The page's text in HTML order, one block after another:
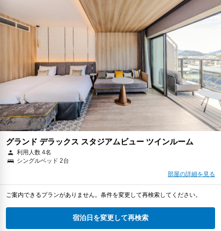
グランド デラックス スタジアムビュー ツインルーム
利用人数 4名
シングルベッド 2台
部屋の詳細を見る
ご案内できるプランがありません。条件を変更して再検索してください。
宿泊日を変更して再検索